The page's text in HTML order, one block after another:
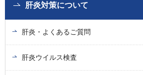
肝炎対策について
肝炎・よくあるご質問
肝炎ウイルス検査